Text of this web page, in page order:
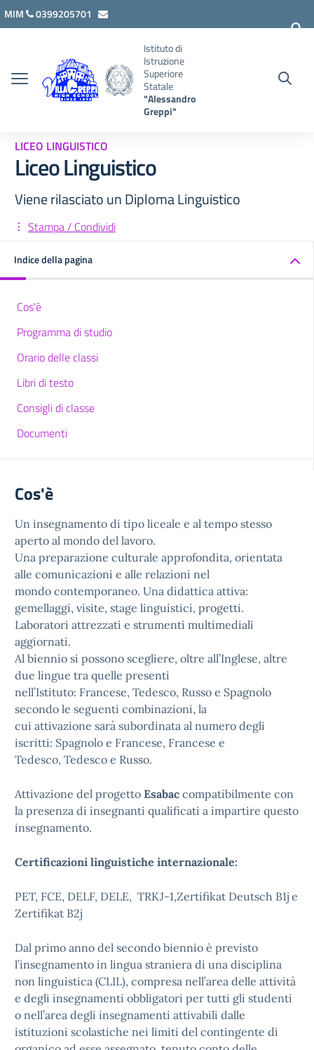
Vai ai contenuti
Vai al menu di navigazione
Vai al footer
MIM
0399205701
Istituto di
Istruzione
Superiore
Statale
"Alessandro
Greppi"
LICEO LINGUISTICO
Liceo Linguistico
Viene rilasciato un Diploma Linguistico
Stampa / Condividi
Indice della pagina
Cos'è
Programma di studio
Orario delle classi
Libri di testo
Consigli di classe
Documenti
Cos'è
Un insegnamento di tipo liceale e al tempo stesso
aperto al mondo del lavoro.
Una preparazione culturale approfondita, orientata
alle comunicazioni e alle relazioni nel
mondo contemporaneo. Una didattica attiva:
gemellaggi, visite, stage linguistici, progetti.
Laboratori attrezzati e strumenti multimediali
aggiornati.
Al biennio si possono scegliere, oltre all’Inglese, altre
due lingue tra quelle presenti
nell’Istituto: Francese, Tedesco, Russo e Spagnolo
secondo le seguenti combinazioni, la
cui attivazione sarà subordinata al numero degli
iscritti: Spagnolo e Francese, Francese e
Tedesco, Tedesco e Russo.
Attivazione del progetto Esabac compatibilmente con
la presenza di insegnanti qualificati a impartire questo
insegnamento.
Certificazioni linguistiche internazionale:
PET, FCE, DELF, DELE, TRKJ-1,Zertifikat Deutsch B1j e
Zertifikat B2j
Dal primo anno del secondo biennio è previsto
l’insegnamento in lingua straniera di una disciplina
non linguistica (CLIL), compresa nell’area delle attività
e degli insegnamenti obbligatori per tutti gli studenti
o nell’area degli insegnamenti attivabili dalle
istituzioni scolastiche nei limiti del contingente di